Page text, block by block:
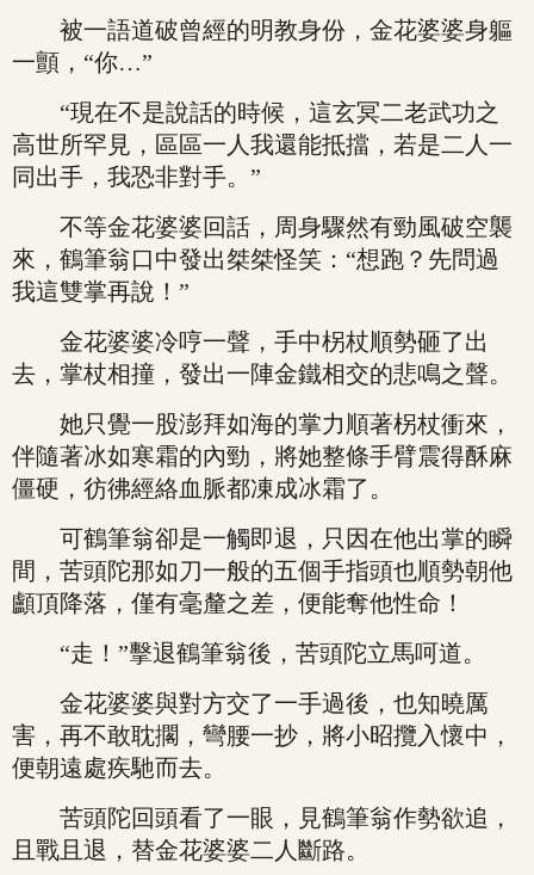
被一語道破曾經的明教身份，金花婆婆身軀
一顫，“你…”
“現在不是說話的時候，這玄冥二老武功之
高世所罕見，區區一人我還能抵擋，若是二人一
同出手，我恐非對手。”
不等金花婆婆回話，周身驟然有勁風破空襲
來，鶴筆翁口中發出桀桀怪笑：“想跑？先問過
我這雙掌再說！”
金花婆婆冷哼一聲，手中柺杖順勢砸了出
去，掌杖相撞，發出一陣金鐵相交的悲鳴之聲。
她只覺一股澎拜如海的掌力順著柺杖衝來，
伴隨著冰如寒霜的內勁，將她整條手臂震得酥麻
僵硬，彷彿經絡血脈都凍成冰霜了。
可鶴筆翁卻是一觸即退，只因在他出掌的瞬
間，苦頭陀那如刀一般的五個手指頭也順勢朝他
顱頂降落，僅有毫釐之差，便能奪他性命！
“走！”擊退鶴筆翁後，苦頭陀立馬呵道。
金花婆婆與對方交了一手過後，也知曉厲
害，再不敢耽擱，彎腰一抄，將小昭攬入懷中，
便朝遠處疾馳而去。
苦頭陀回頭看了一眼，見鶴筆翁作勢欲追，
且戰且退，替金花婆婆二人斷路。